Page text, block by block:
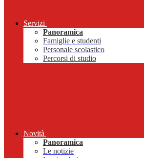
Servizi
Panoramica
Famiglie e studenti
Personale scolastico
Percorsi di studio
Novità
Panoramica
Le notizie